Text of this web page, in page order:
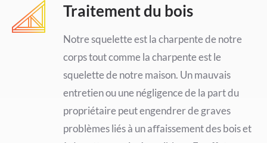
Traitement du bois
Notre squelette est la charpente de notre
corps tout comme la charpente est le
squelette de notre maison. Un mauvais
entretien ou une négligence de la part du
propriétaire peut engendrer de graves
problèmes liés à un aﬀaissement des bois et